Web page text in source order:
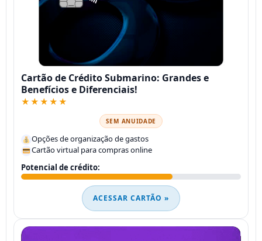
Cartão de Crédito Submarino: Grandes e
Benefícios e Diferenciais!
★★★★★
SEM ANUIDADE
Opções de organização de gastos
Cartão virtual para compras online
Potencial de crédito:
ACESSAR CARTÃO »